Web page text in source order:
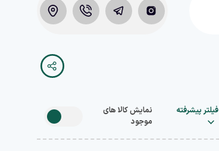
فیلتر پیشرفته
نمایش کالا های
موجود